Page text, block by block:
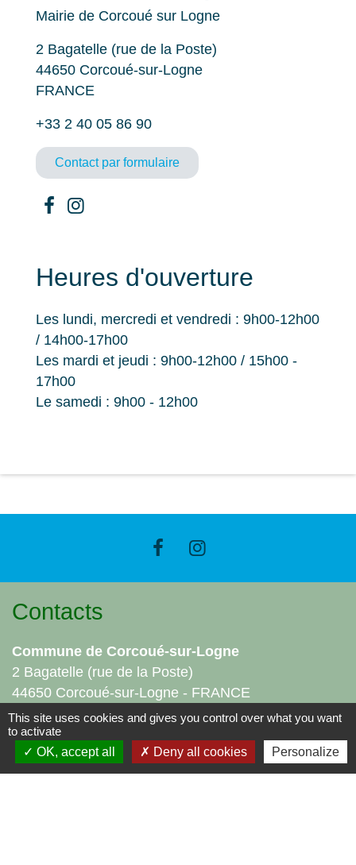
Mairie de Corcoué sur Logne
2 Bagatelle (rue de la Poste)
44650 Corcoué-sur-Logne
FRANCE
+33 2 40 05 86 90
Contact par formulaire
Heures d'ouverture
Les lundi, mercredi et vendredi : 9h00-12h00
/ 14h00-17h00
Les mardi et jeudi : 9h00-12h00 / 15h00 -
17h00
Le samedi : 9h00 - 12h00
Contacts
Commune de Corcoué-sur-Logne
2 Bagatelle (rue de la Poste)
44650 Corcoué-sur-Logne - FRANCE
+33 2 40 05 86 90
Contact par formulaire
This site uses cookies and gives you control over what you want
to activate
OK, accept all
Deny all cookies Personalize